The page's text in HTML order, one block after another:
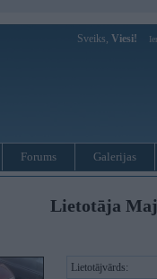
Sveiks, Viesi!
Forums Galerijas
Lietotāja
Lietotājvārds: